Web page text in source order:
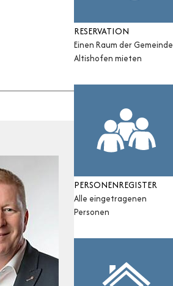
RESERVATION
Einen Raum der Gemeinde
Altishofen mieten
PERSONENREGISTER
Alle eingetragenen
Personen